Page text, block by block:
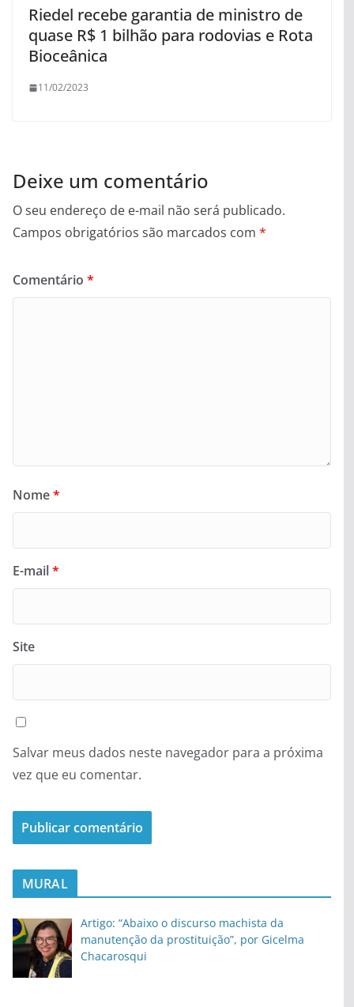
Riedel recebe garantia de ministro de
quase R$ 1 bilhão para rodovias e Rota
Bioceânica
11/02/2023
Deixe um comentário
O seu endereço de e-mail não será publicado.
Campos obrigatórios são marcados com *
Comentário *
Nome*
E-mail*
Site
Salvar meus dados neste navegador para a próxima
vez que eu comentar.
MURAL
Artigo: “Abaixo o discurso machista da
manutenção da prostituição”, por Gicelma
Chacarosqui